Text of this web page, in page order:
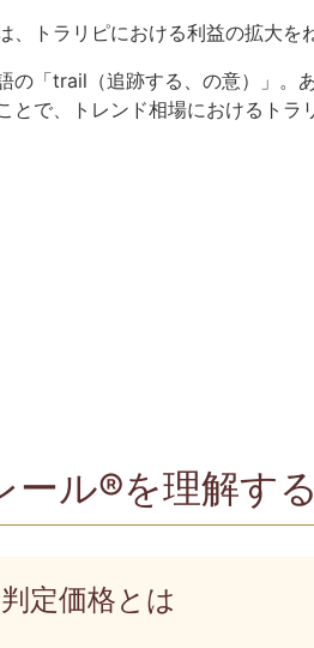
、トラリピにおける利益の拡大を
の「trail（追跡する、の意）」。
とで、トレンド相場におけるトラ
ール®を理解す
定価格とは